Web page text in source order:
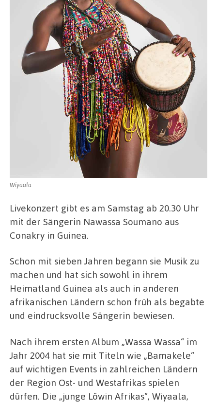
Wiyaala
Livekonzert gibt es am Samstag ab 20.30 Uhr
mit der Sängerin Nawassa Soumano aus
Conakry in Guinea.
Schon mit sieben Jahren begann sie Musik zu
machen und hat sich sowohl in ihrem
Heimatland Guinea als auch in anderen
afrikanischen Ländern schon früh als begabte
und eindrucksvolle Sängerin bewiesen.
Nach ihrem ersten Album „Wassa Wassa“ im
Jahr 2004 hat sie mit Titeln wie „Bamakele“
auf wichtigen Events in zahlreichen Ländern
der Region Ost- und Westafrikas spielen
dürfen. Die „junge Löwin Afrikas“, Wiyaala,